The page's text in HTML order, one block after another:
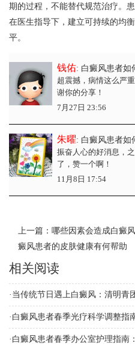
期的过程，不能替代规范治疗。
在医生指导下，建立可持续的均
平。
钱佑: 白癜风患者如
超震撼，病情这么严
谢你的分享！
7月27日 23:56
朱曜: 白癜风患者如
振奋人心的好消息，
了，赞一个啊！
11月8日 17:54
上一篇： 哪些因素会造成白癜
癜风患者的皮肤健康有何帮助
相关阅读
· 当传统节日遇上白癜风：清明青
· 白癜风患者春季光疗科学调整指
· 白癜风患者春季办公室护理指南